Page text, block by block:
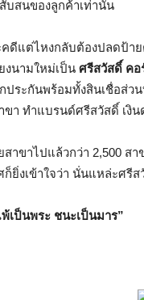
บสนของลูกค้าเท่านั้น
คดีแต่ไหงกลับต้องปลดป้า
งนามใหม่เป็น ศรีสวัสดิ์ คอ
ประกันพร้อมทั้งสินเชื่อส่
ขา ทำแบรนด์ศรีสวัสดิ์ เงิ
าขาไปแล้วกว่า 2,500 ส
ยิ่งเข้าใจว่า นั่นแหล่ะศรีส
เป็นพระ ชนะเป็นมาร”